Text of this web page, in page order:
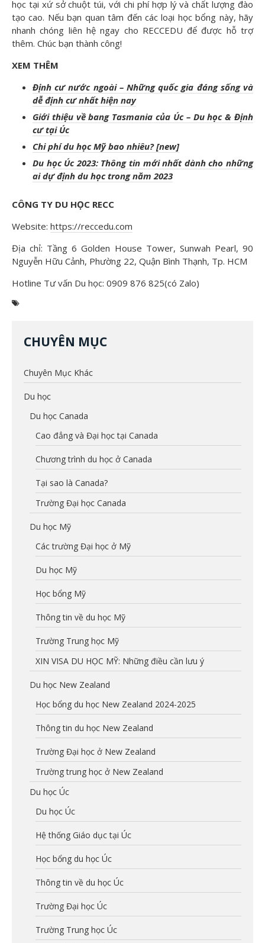
học tại xứ sở chuột túi, với chi phí hợp lý và chất lượng đào
tạo cao. Nếu bạn quan tâm đến các loại học bổng này, hãy
nhanh chóng liên hệ ngay cho RECCEDU để được hỗ trợ
thêm. Chúc bạn thành công!
XEM THÊM
Định cư nước ngoài – Những quốc gia đáng sống và
dễ định cư nhất hiện nay
Giới thiệu về bang Tasmania của Úc – Du học & Định
cư tại Úc
Chi phí du học Mỹ bao nhiêu? [new]
Du học Úc 2023: Thông tin mới nhất dành cho những
ai dự định du học trong năm 2023
CÔNG TY DU HỌC RECC
Website: https://reccedu.com
Địa chỉ: Tầng 6 Golden House Tower, Sunwah Pearl, 90
Nguyễn Hữu Cảnh, Phường 22, Quận Bình Thạnh, Tp. HCM
Hotline Tư vấn Du học: 0909 876 825(có Zalo)
CHUYÊN MỤC
Chuyên Mục Khác
Du học
Du học Canada
Cao đẳng và Đại học tại Canada
Chương trình du học ở Canada
Tại sao là Canada?
Trường Đại học Canada
Du học Mỹ
Các trường Đại học ở Mỹ
Du học Mỹ
Học bổng Mỹ
Thông tin về du học Mỹ
Trường Trung học Mỹ
XIN VISA DU HỌC MỸ: Những điều cần lưu ý
Du học New Zealand
Học bổng du học New Zealand 2024-2025
Thông tin du học New Zealand
Trường Đại học ở New Zealand
Trường trung học ở New Zealand
Du học Úc
Du học Úc
Hệ thống Giáo dục tại Úc
Học bổng du học Úc
Thông tin về du học Úc
Trường Đại học Úc
Trường Trung học Úc